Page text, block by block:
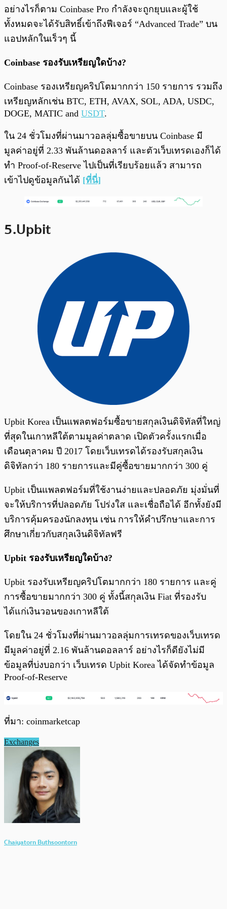
อย่างไรก็ตาม Coinbase Pro กำลังจะถูกยุบและผู้ใช้
ทั้งหมดจะได้รับสิทธิ์เข้าถึงฟีเจอร์ “Advanced Trade” บน
แอปหลักในเร็วๆ นี้
Coinbase รองรับเหรียญใดบ้าง?
Coinbase รองเหรียญคริปโตมากกว่า 150 รายการ รวมถึง
เหรียญหลักเช่น BTC, ETH, AVAX, SOL, ADA, USDC,
DOGE, MATIC and USDT.
ใน 24 ชั่วโมงที่ผ่านมาวอลลุ่มซื้อขายบน Coinbase มี
มูลค่าอยู่ที่ 2.33 พันล้านดอลลาร์ และตัวเว็บเทรดเองก็ได้
ทำ Proof-of-Reserve ไปเป็นที่เรียบร้อยแล้ว สามารถ
เข้าไปดูข้อมูลกันได้ [ที่นี่]
5.Upbit
Upbit Korea เป็นแพลตฟอร์มซื้อขายสกุลเงินดิจิทัลที่ใหญ่
ที่สุดในเกาหลีใต้ตามมูลค่าตลาด เปิดตัวครั้งแรกเมื่อ
เดือนตุลาคม ปี 2017 โดยเว็บเทรดได้รองรับสกุลเงิน
ดิจิทัลกว่า 180 รายการและมีคู่ซื้อขายมากกว่า 300 คู่
Upbit เป็นแพลตฟอร์มที่ใช้งานง่ายและปลอดภัย มุ่งมั่นที่
จะให้บริการที่ปลอดภัย โปร่งใส และเชื่อถือได้ อีกทั้งยังมี
บริการคุ้มครองนักลงทุน เช่น การให้คำปรึกษาและการ
ศึกษาเกี่ยวกับสกุลเงินดิจิทัลฟรี
Upbit รองรับเหรียญใดบ้าง?
Upbit รองรับเหรียญคริปโตมากกว่า 180 รายการ และคู่
การซื้อขายมากกว่า 300 คู่ ทั้งนี้สกุลเงิน Fiat ที่รองรับ
ได้แก่เงินวอนของเกาหลีใต้
โดยใน 24 ชั่วโมงที่ผ่านมาวอลลุ่มการเทรดของเว็บเทรด
มีมูลค่าอยู่ที่ 2.16 พันล้านดอลลาร์ อย่างไรก็ดียังไม่มี
ข้อมูลที่บ่งบอกว่า เว็บเทรด Upbit Korea ได้จัดทำข้อมูล
Proof-of-Reserve
ที่มา: coinmarketcap
Exchanges
Chaiyatorn Buthsoontorn